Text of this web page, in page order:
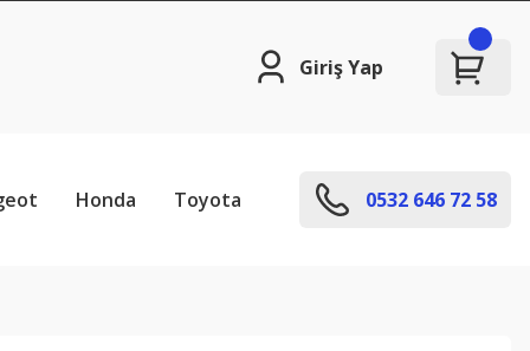
Giriş Yap
Honda Toyota 0532 646 72 58